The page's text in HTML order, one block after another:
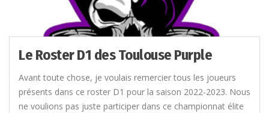
Le Roster D1 des Toulouse Purple
Avant toute chose, je voulais remercier tous les joueurs
présents dans ce roster D1 pour la saison 2022-2023. Nous
ne voulions pas juste participer dans ce championnat élite